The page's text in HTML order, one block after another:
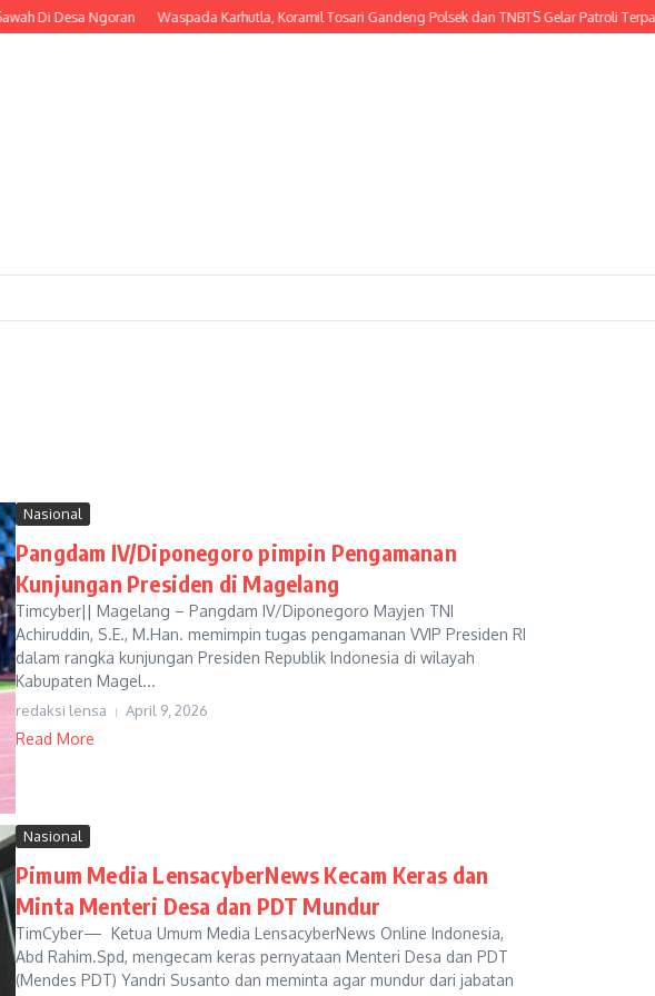
Di Desa Ngoran Waspada Karhutla, Koramil Tosari Gandeng Polsek dan TNBTS Gelar Patroli Terpadu
Nasional
Pangdam IV/Diponegoro pimpin Pengamanan
Kunjungan Presiden di Magelang
Timcyber|| Magelang – Pangdam IV/Diponegoro Mayjen TNI
Achiruddin, S.E., M.Han. memimpin tugas pengamanan VVIP Presiden RI
dalam rangka kunjungan Presiden Republik Indonesia di wilayah
Kabupaten Magel...
redaksi lensa April 9, 2026
Read More
Nasional
Pimum Media LensacyberNews Kecam Keras dan
Minta Menteri Desa dan PDT Mundur
TimCyber— Ketua Umum Media LensacyberNews Online Indonesia,
Abd Rahim.Spd, mengecam keras pernyataan Menteri Desa dan PDT
(Mendes PDT) Yandri Susanto dan meminta agar mundur dari jabatan